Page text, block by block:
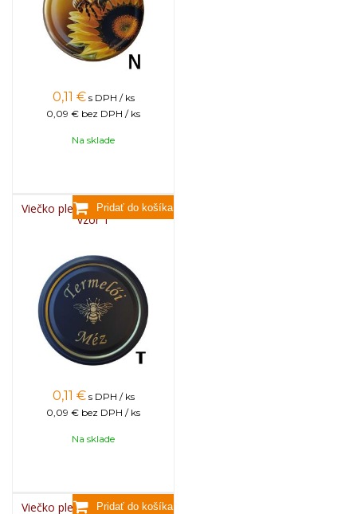
0,11 € s DPH / ks
0,09 € bez DPH / ks
Na sklade
Viečko plechové TWIST 82 -
vzor T
0,11 € s DPH / ks
0,09 € bez DPH / ks
Na sklade
Viečko plechové TWIST 82 -